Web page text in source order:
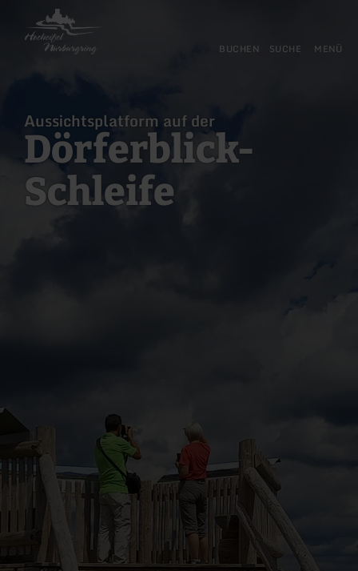
Startseite
BUCHEN SUCHE MENÜ
Aussichtsplatform auf der
Dörferblick-
Schleife